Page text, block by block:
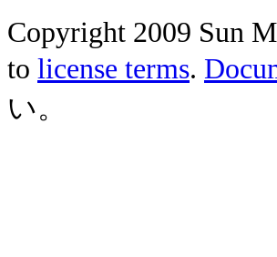
Copyright 2009 Sun
to license terms.
い。